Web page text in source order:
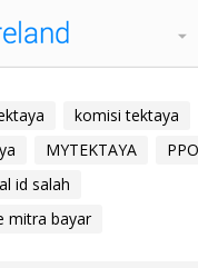
komisi tektaya
MYTEKTAYA
id salah
mitra bayar